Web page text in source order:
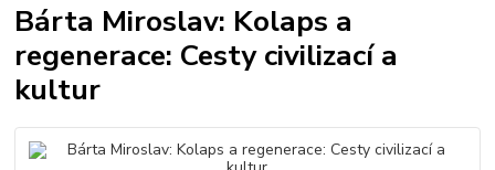
Bárta Miroslav: Kolaps a
regenerace: Cesty civilizací a
kultur